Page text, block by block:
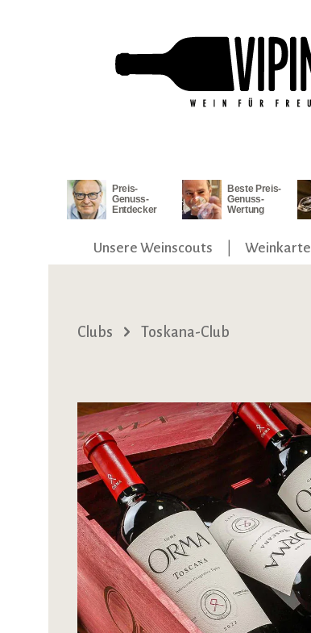
Preis-
Genuss-
Entdecker
Beste Preis-
Genuss-
Wertung
Unsere Weinscouts Weinkarte
Clubs Toskana-Club
Bildergalerie überspringen